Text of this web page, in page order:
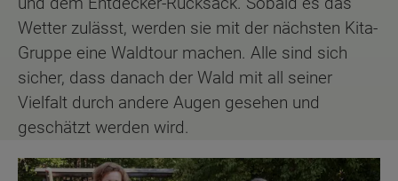
Wetter zulässt, werden sie mit der nächsten Kita-
Gruppe eine Waldtour machen. Alle sind sich
sicher, dass danach der Wald mit all seiner
Vielfalt durch andere Augen gesehen und
geschätzt werden wird.